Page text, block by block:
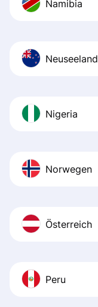
Namibia
Neuseeland
Nigeria
Norwegen
Österreich
Peru